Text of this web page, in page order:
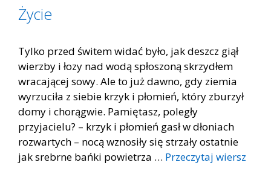
Życie
Tylko przed świtem widać było, jak deszcz giął
wierzby i łozy nad wodą spłoszoną skrzydłem
wracającej sowy. Ale to już dawno, gdy ziemia
wyrzuciła z siebie krzyk i płomień, który zburzył
domy i chorągwie. Pamiętasz, poległy
przyjacielu? – krzyk i płomień gasł w dłoniach
rozwartych – nocą wznosiły się strzały ostatnie
jak srebrne bańki powietrza … Przeczytaj wiersz